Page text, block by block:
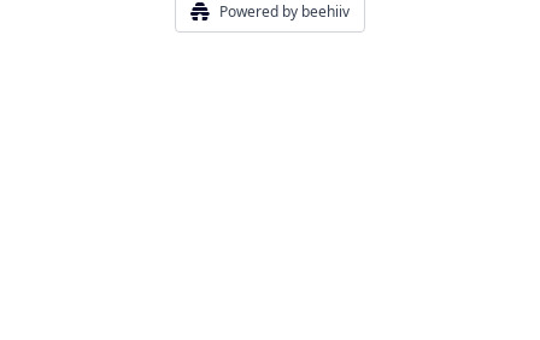
Powered by beehiiv